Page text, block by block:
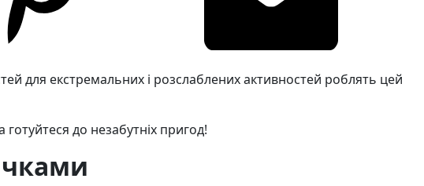
для екстремальних і розслаблених активностей роблять цей
до незабутніх пригод!